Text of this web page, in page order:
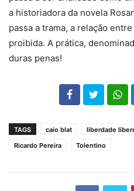
a historiadora da novela
passa a trama, a relação
proibida. A prática,
duras penas!
102 35
TAGS caio blat liberdade
Ricardo Pereira
Tolentino